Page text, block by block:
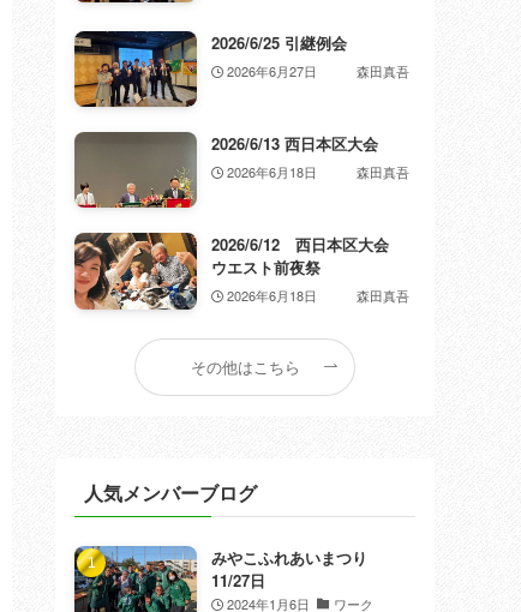
2026/6/25 引継例会
2026年6月27日 森田真吾
2026/6/13 西日本区大会
2026年6月18日 森田真吾
2026/6/12 西日本区大会
ウエスト前夜祭
2026年6月18日 森田真吾
その他はこちら
人気メンバーブログ
みやこふれあいまつり
11/27日
2024年1月6日
ワーク